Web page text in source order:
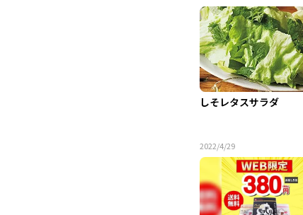
しそレタスサラダ
2022/4/29